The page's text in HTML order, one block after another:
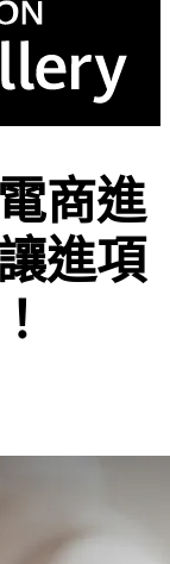
商進
進項